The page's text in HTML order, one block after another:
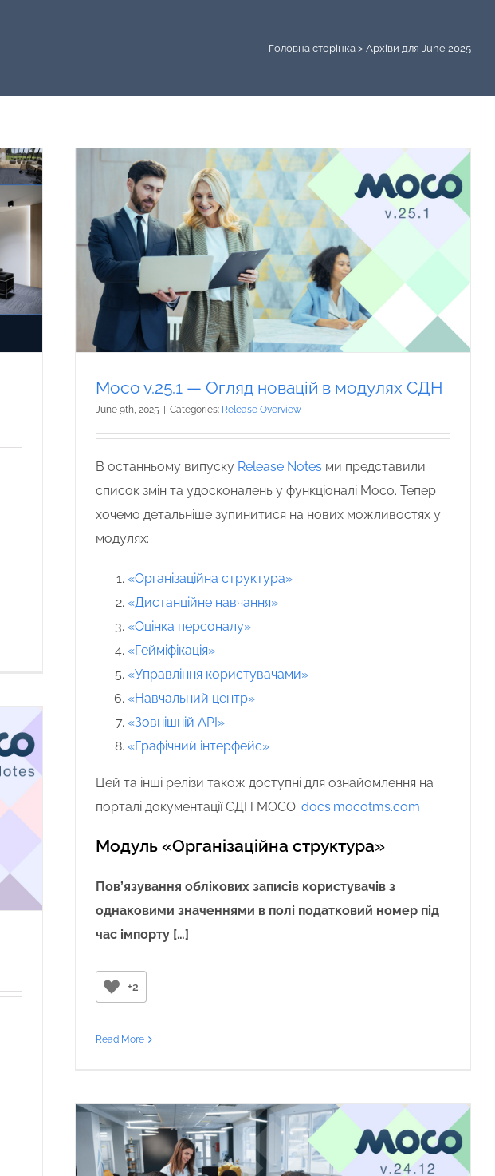
Головна сторінка > Архіви для June 2025
Moco v.25.1 — Огляд новацій в модулях СДН
June 9th, 2025 Categories: Release Overview
В останньому випуску Release Notes ми представили
список змін та удосконалень у функціоналі Moco. Тепер
хочемо детальніше зупинитися на нових можливостях у
модулях:
«Організаційна структура»
«Дистанційне навчання»
«Оцінка персоналу»
«Гейміфікація»
«Управління користувачами»
«Навчальний центр»
«Зовнішній API»
«Графічний інтерфейс»
Цей та інші релізи також доступні для ознайомлення на
порталі документації СДН MOCO: docs.mocotms.com
Модуль «Організаційна структура»
Пов’язування облікових записів користувачів з
однаковими значеннями в полі податковий номер під
час імпорту […]
+2
Read More